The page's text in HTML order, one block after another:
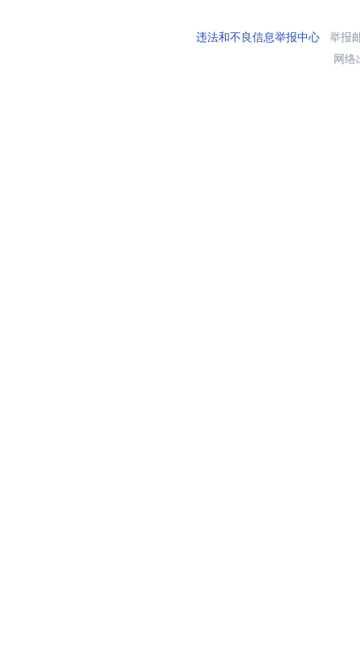
违法和不良信息举报中心举报
网